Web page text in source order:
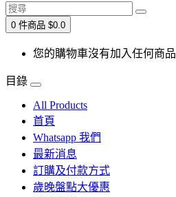
0 件商品 $0.0
您的購物車沒有加入任何商品
目錄
All Products
首頁
Whatsapp 我們
最新消息
訂購及付款方式
歲晚盤點大優惠